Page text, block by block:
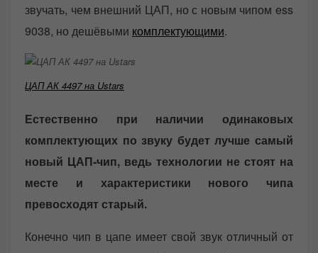
звучать, чем внешний ЦАП, но с новым чипом ess
9038, но дешёвыми комплектующими.
ЦАП АК 4497 на Ustars
Естественно при наличии одинаковых
комплектующих по звуку будет лучше самый
новый ЦАП-чип, ведь технологии не стоят на
месте и характеристики нового чипа
превосходят старый.
Конечно чип в цапе имеет свой звук отличный от